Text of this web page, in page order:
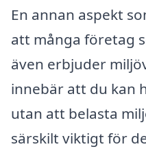
En annan aspekt
att många företag
även erbjuder
innebär att du kan
utan att belasta
särskilt viktigt för